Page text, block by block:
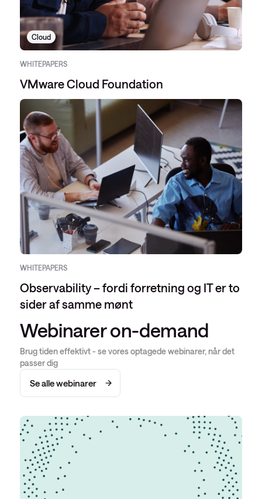
Cloud
WHITEPAPERS
VMware Cloud Foundation
WHITEPAPERS
Observability – fordi forretning og IT er to
sider af samme mønt
Webinarer on-demand
Brug tiden effektivt - se vores optagede webinarer, når det
passer dig
Se alle webinarer